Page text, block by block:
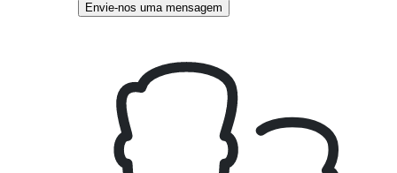
Envie-nos uma mensagem